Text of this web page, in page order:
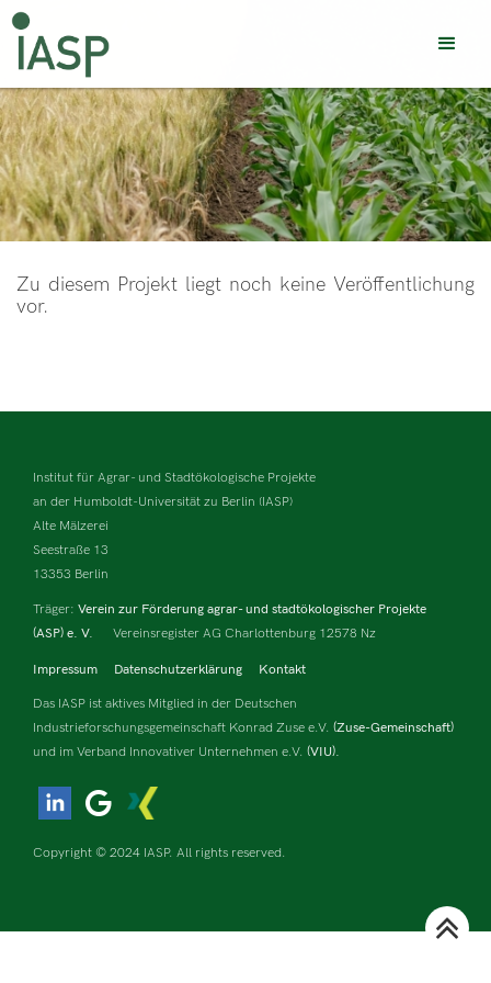
Zu diesem Projekt liegt noch keine Veröffentlichung
vor.
Institut für Agrar- und Stadtökologische Projekte
an der Humboldt-Universität zu Berlin (IASP)
Alte Mälzerei
Seestraße 13
13353 Berlin
Träger: Verein zur Förderung agrar- und stadtökologischer Projekte
(ASP) e. V.
Vereinsregister AG Charlottenburg 12578 Nz
Impressum Datenschutzerklärung Kontakt
Das IASP ist aktives Mitglied in der Deutschen
Industrieforschungsgemeinschaft Konrad Zuse e.V. (Zuse-Gemeinschaft)
und im Verband Innovativer Unternehmen e.V. (VIU).
Copyright © 2024 IASP. All rights reserved.